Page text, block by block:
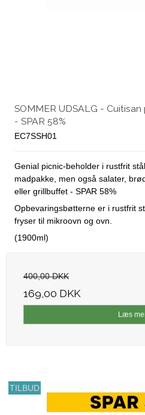
SOMMER UDSALG -
- SPAR 58%
EC7SSH01
Genial picnic-beholder i rustfrit
madpakke, men også salater,
eller grillbuffet - SPAR 58%
Opbevaringsbøtterne er i rustfrit
fryser til mikroovn og ovn.
(1900ml)
400,00 DKK
169,00 DKK
Læs
TILBUD